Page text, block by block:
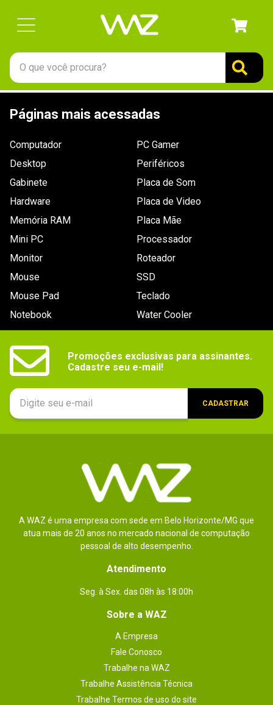
O que você procura?
Páginas mais acessadas
Computador
Desktop
Gabinete
Hardware
Memória RAM
Mini PC
Monitor
Mouse
Mouse Pad
Notebook
PC Gamer
Periféricos
Placa de Som
Placa de Video
Placa Mãe
Processador
Roteador
SSD
Teclado
Water Cooler
Promoções exclusivas para assinantes.
Cadastre seu e-mail!
CADASTRAR
A WAZ é uma empresa com sede em Belo Horizonte/MG que
atua mais de 20 anos no mercado nacional de computação
pessoal de alto desempenho.
Atendimento
Seg. à Sex. das 08h às 18:00h
Sobre a WAZ
A Empresa
Fale Conosco
Trabalhe na WAZ
Trabalhe Assistência Técnica
Trabalhe Termos de uso do site
1º
gabinete
teclado
ssd
openbox
mouse
jonsbo
fractal